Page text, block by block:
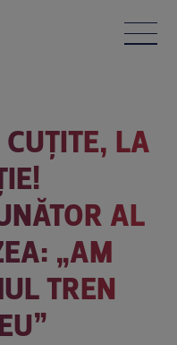
LA
AL
„AM
TREN